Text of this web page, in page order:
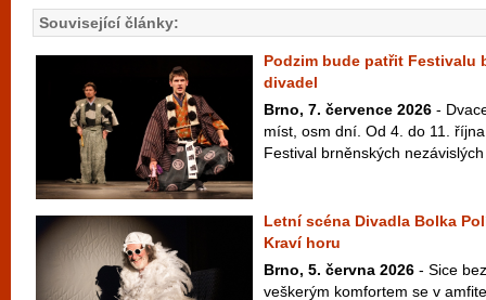
Související články:
Podzim bude patřit Festivalu
divadel
Brno, 7. července 2026 -
míst, osm dní. Od 4. do 11.
Festival brněnských
Letní scéna Divadla Bolka
Kraví horu
Brno, 5. června 2026 - Sice
veškerým komfortem se v